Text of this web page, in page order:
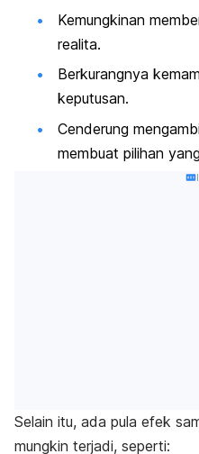
Kemungkinan
realita.
Berkurangnya
keputusan.
Cenderung
membuat pilihan
Selain itu, ada pula efek
mungkin terjadi, seperti: